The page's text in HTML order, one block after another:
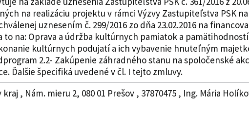
na realizáciu projektu v rámci Výzvy Zastupiteľstva PSK
uznesením č. 299/2016 zo dňa 23.02.2016 na
to na: Oprava a údržba kultúrnych pamiatok a
kultúrnych podujatí a ich vybavenie hnuteľným
2.2- Zakúpenie záhradného stanu na spoločenské
Ďalšie špecifiká uvedené v čl. I tejto zmluvy.
, Nám. mieru 2, 080 01 Prešov , 37870475 , Ing. Mária